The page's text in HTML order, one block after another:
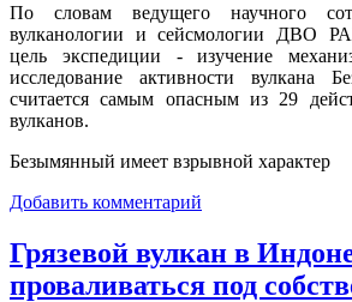
По словам ведущего научного
вулканологии и сейсмологии ДВО
цель экспедиции - изучение
исследование активности вулкана
считается самым опасным из 29
вулканов.
Безымянный имеет взрывной характер
Добавить комментарий
Грязевой вулкан в
проваливаться под